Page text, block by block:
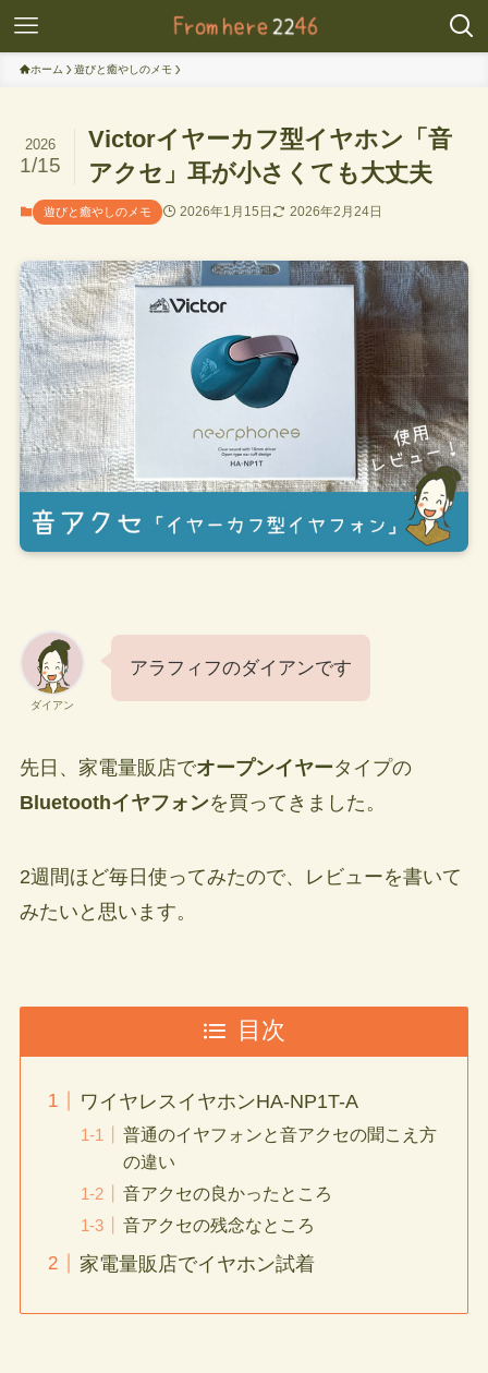
ホーム 遊びと癒やしのメモ
Victorイヤーカフ型イヤホン「音
アクセ」耳が小さくても大丈夫
2026
1/15
遊びと癒やしのメモ 2026年1月15日 2026年2月24日
ダイアン
アラフィフのダイアンです
先日、家電量販店でオープンイヤータイプの
Bluetoothイヤフォンを買ってきました。
2週間ほど毎日使ってみたので、レビューを書いて
みたいと思います。
目次
ワイヤレスイヤホンHA-NP1T-A
普通のイヤフォンと音アクセの聞こえ方
の違い
音アクセの良かったところ
音アクセの残念なところ
家電量販店でイヤホン試着